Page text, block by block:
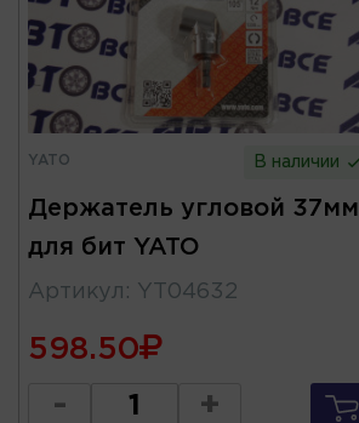
YATO В наличии
Держатель угловой 37мм
для бит YATO
Артикул : YT04632
598.50
- +